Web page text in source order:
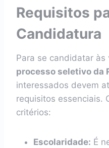
Requisitos
Candidatura
Para se candidatar
processo seletivo da
interessados devem
requisitos essenciais.
critérios:
Escolaridade: É